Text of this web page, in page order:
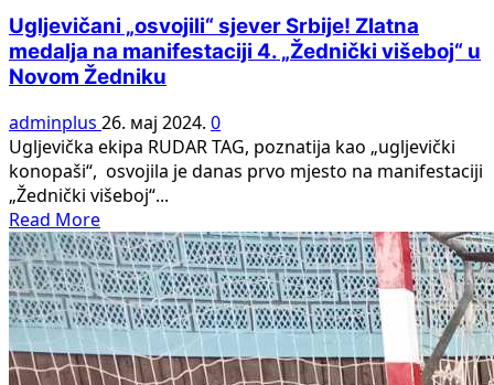
VITEŠKIH
IGARA
Ugljevičani „osvojili“ sjever Srbije! Zlatna
medalja na manifestaciji 4. „Žednički višeboj“ u
Novom Žedniku
adminplus 26. мај 2024. 0
Ugljevička ekipa RUDAR TAG, poznatija kao „ugljevički
konopaši“, osvojila je danas prvo mjesto na manifestaciji
„Žednički višeboj“...
Read MoreRead
more
about
Ugljevičani
„osvojili“
sjever
Srbije!